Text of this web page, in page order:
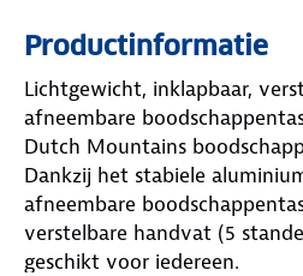
Productinformatie
Lichtgewicht, inklapbaar,
afneembare
Dutch Mountains
Dankzij het stabiele
afneembare
verstelbare handvat (5
geschikt voor iedereen.